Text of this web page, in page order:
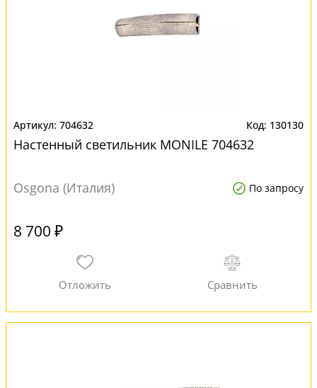
704632 130130
Настенный светильник MONILE 704632
Osgona (Италия) По запросу
8 700 ₽